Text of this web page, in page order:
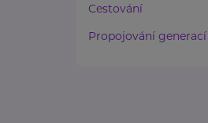
Cestování
Propojování generací